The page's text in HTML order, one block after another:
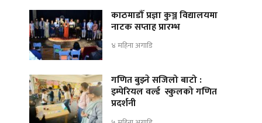
काठमाडौँ प्रज्ञा कुञ्ज विद्यालयमा
नाटक सप्ताह प्रारम्भ
४ महिना अगाडि
गणित बुझ्ने सजिलो बाटो :
इम्पेरियल वर्ल्ड स्कुलको गणित
प्रदर्शनी